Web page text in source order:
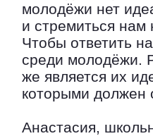
молодёжи нет
и стремиться нам
Чтобы ответить
среди молодёжи.
же является их
которыми должен
Анастасия,